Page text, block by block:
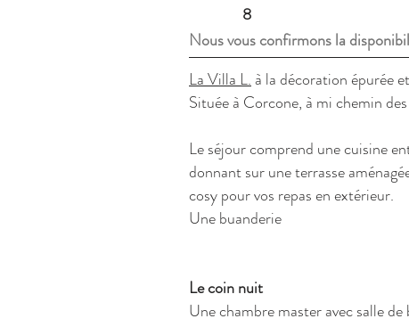
8
Nous vous confirmons la
La Villa L. à la décoration épurée
Située à Corcone, à mi chemin
Le séjour comprend une cuisine
donnant sur une terrasse
cosy pour vos repas en extérieur.
Une buanderie
Le coin nuit
Une chambre master avec salle